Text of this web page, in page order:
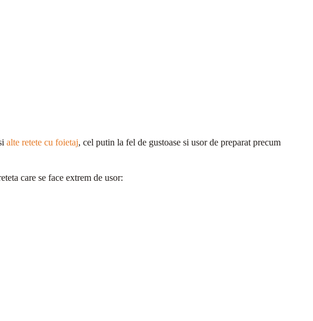
alte retete cu foietaj, cel putin la fel de gustoase si usor de preparat precum
care se face extrem de usor: